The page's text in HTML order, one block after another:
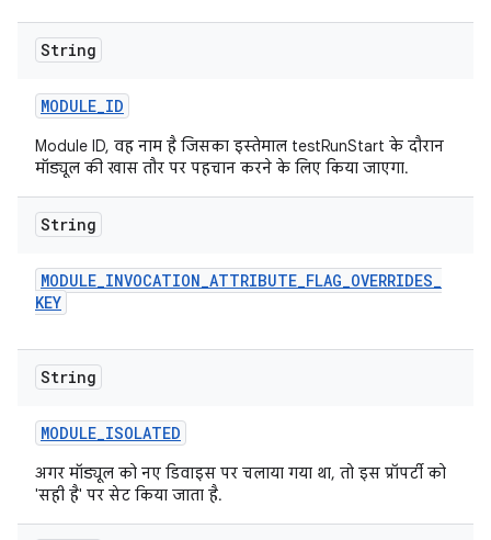
String
MODULE_ID
Module ID, वह नाम है जिसका इस्तेमाल testRunStart के दौरान
मॉड्यूल की खास तौर पर पहचान करने के लिए किया जाएगा.
String
MODULE_INVOCATION_ATTRIBUTE_FLAG_OVERRIDES_
KEY
String
MODULE_ISOLATED
अगर मॉड्यूल को नए डिवाइस पर चलाया गया था, तो इस प्रॉपर्टी को
'सही है' पर सेट किया जाता है.